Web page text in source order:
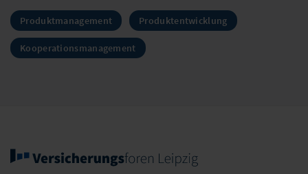
Produktmanagement Produktentwicklung
Kooperationsmanagement